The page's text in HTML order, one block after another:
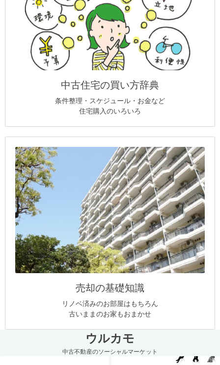
中古住宅の買い方辞典
条件整理・スケジュール・お金など
住宅購入のいろいろ
売却の基礎知識
リノベ済みのお部屋はもちろん
古いままのお家もおまかせ
ウルカモ
中古不動産のソーシャルマーケット